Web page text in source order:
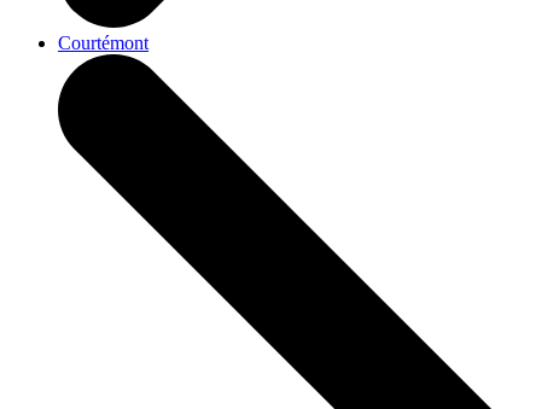
Courtémont